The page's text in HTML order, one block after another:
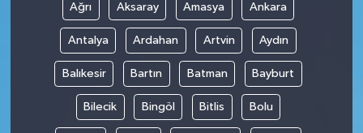
Ağrı Aksaray Amasya Ankara
Antalya Ardahan Artvin Aydın
Balıkesir Bartın Batman Bayburt
Bilecik Bingöl Bitlis Bolu